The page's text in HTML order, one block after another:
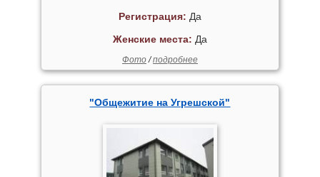
Регистрация: Да
Женские места: Да
Фото/подробнее
"Общежитие на Угрешской"